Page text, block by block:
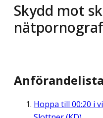
Skydd mot
Anförandelista
Hoppa till 00:20 i